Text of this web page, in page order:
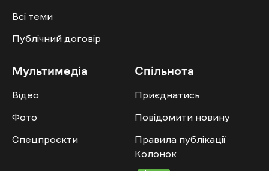
Всі теми
Публічний договір
Мультимедіа
Відео
Фото
Спецпроєкти
Спільнота
Приєднатись
Повідомити новину
Правила публікації
Колонок